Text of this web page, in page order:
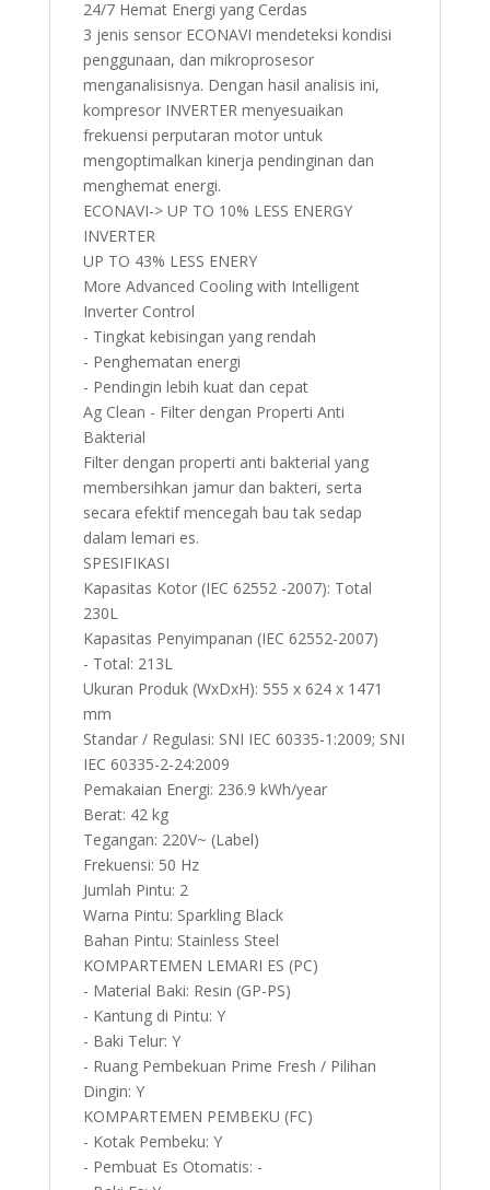
24/7 Hemat Energi yang Cerdas
3 jenis sensor ECONAVI mendeteksi kondisi
penggunaan, dan mikroprosesor
menganalisisnya. Dengan hasil analisis ini,
kompresor INVERTER menyesuaikan
frekuensi perputaran motor untuk
mengoptimalkan kinerja pendinginan dan
menghemat energi.
ECONAVI-> UP TO 10% LESS ENERGY
INVERTER
UP TO 43% LESS ENERY
More Advanced Cooling with Intelligent
Inverter Control
- Tingkat kebisingan yang rendah
- Penghematan energi
- Pendingin lebih kuat dan cepat
Ag Clean - Filter dengan Properti Anti
Bakterial
Filter dengan properti anti bakterial yang
membersihkan jamur dan bakteri, serta
secara efektif mencegah bau tak sedap
dalam lemari es.
SPESIFIKASI
Kapasitas Kotor (IEC 62552 -2007): Total
230L
Kapasitas Penyimpanan (IEC 62552-2007)
- Total: 213L
Ukuran Produk (WxDxH): 555 x 624 x 1471
mm
Standar / Regulasi: SNI IEC 60335-1:2009; SNI
IEC 60335-2-24:2009
Pemakaian Energi: 236.9 kWh/year
Berat: 42 kg
Tegangan: 220V~ (Label)
Frekuensi: 50 Hz
Jumlah Pintu: 2
Warna Pintu: Sparkling Black
Bahan Pintu: Stainless Steel
KOMPARTEMEN LEMARI ES (PC)
- Material Baki: Resin (GP-PS)
- Kantung di Pintu: Y
- Baki Telur: Y
- Ruang Pembekuan Prime Fresh / Pilihan
Dingin: Y
KOMPARTEMEN PEMBEKU (FC)
- Kotak Pembeku: Y
- Pembuat Es Otomatis: -